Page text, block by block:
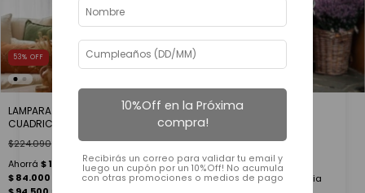
53% OFF
LAMPARA REINA KRAFT
CUADRICULADA GDE NEW
$224.090 $105.000
CAMISA BOMBAY PRINT
$85.000
10%Off en la Próxima
compra!
Recibirás un correo para validar tu email y
luego un cupón por un 10%Off! No acumula
con otras promociones o medios de pago